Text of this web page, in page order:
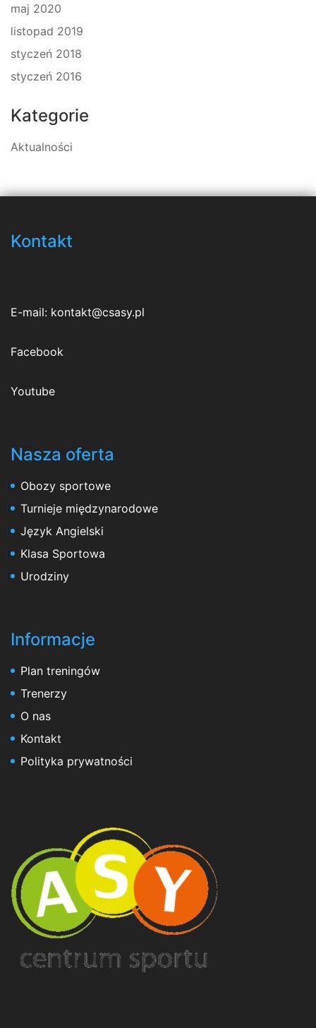
maj 2020
listopad 2019
styczeń 2018
styczeń 2016
Kategorie
Aktualności
Kontakt
E-mail: kontakt@csasy.pl
Facebook
Youtube
Nasza oferta
Obozy sportowe
Turnieje międzynarodowe
Język Angielski
Klasa Sportowa
Urodziny
Informacje
Plan treningów
Trenerzy
O nas
Kontakt
Polityka prywatności